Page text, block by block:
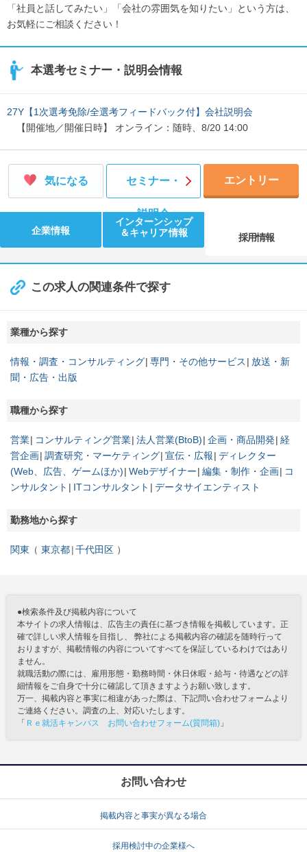
「社員と話してみたい」「会社の雰囲気を知りたい」という方は、
お気軽にご相談ください！
本選考セミナー・説明会情報
27Y【1次選考免除/全選考フィードバック付】会社説明会
【開催地／開催日時】 オンライン：随時、8/20 14:00
気になる セミナー・
説明会
エントリー
企業情報
インターンシップ
＆キャリア情報
採用情報
この求人の関連条件で探す
業種から探す
情報・調査・コンサルティング 専門・その他サービス
放送・新
聞・広告・出版
職種から探す
営業 コンサルティング営業 法人営業(BtoB) 企画・商品開発 経
営企画 調査研究・マーケティング 宣伝・広報 ディレクター
(Web、広告、ゲームほか) Webデザイナー 編集・制作・企画
コ
ンサルタント
ITコンサルタント データサイエンティスト
勤務地から探す
関東 東京都 千代田区
●検索条件及び掲載内容について
本サイトの求人情報は、広告主の責任に基づき情報を掲載しています。正
確で詳しい求人情報を目指し、 弊社による掲載内容の確認を随時行って
おりますが、掲載情報の内容についてすべてを保証しているわけではあり
ません。
就職活動の際には、雇用形態・勤務時間・休日休暇・給与・待遇などの詳
細情報をご自身で十分に確認して頂きますようお願い致します。
万一、掲載内容と事実に相違があった際は、下記問い合わせフォームより
ご連絡ください。調査の上、対応いたします。
「 Ｒｅ就活キャンパス お問い合わせフォーム(質問箱) 」
お問い合わせ
掲載内容と事実が異なる場合
採用検討中の企業様へ